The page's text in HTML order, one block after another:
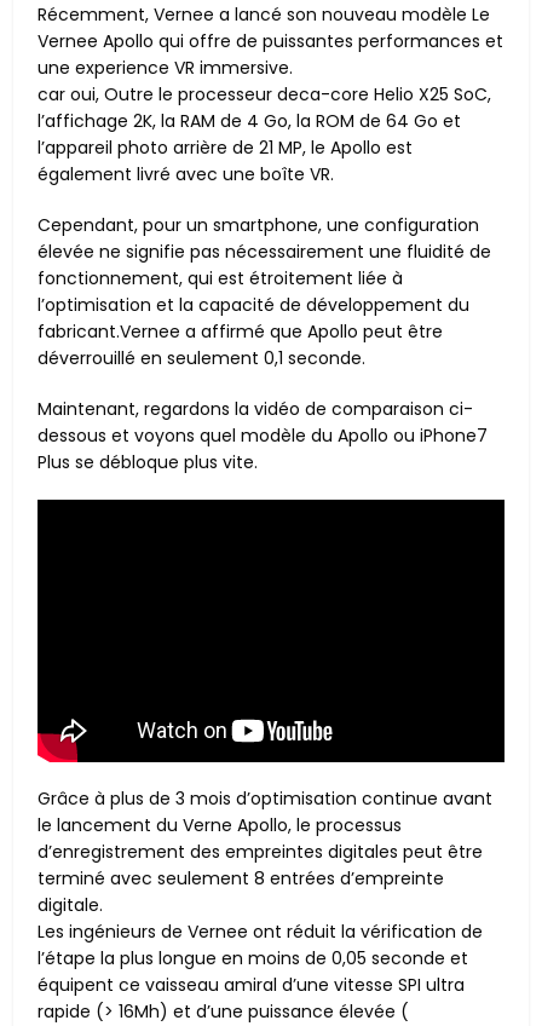
Récemment, Vernee a lancé son nouveau modèle Le
Vernee Apollo qui offre de puissantes performances et
une experience VR immersive.
car oui, Outre le processeur deca-core Helio X25 SoC,
l’affichage 2K, la RAM de 4 Go, la ROM de 64 Go et
l’appareil photo arrière de 21 MP, le Apollo est
également livré avec une boîte VR.
Cependant, pour un smartphone, une configuration
élevée ne signifie pas nécessairement une fluidité de
fonctionnement, qui est étroitement liée à
l’optimisation et la capacité de développement du
fabricant.Vernee a affirmé que Apollo peut être
déverrouillé en seulement 0,1 seconde.
Maintenant, regardons la vidéo de comparaison ci-
dessous et voyons quel modèle du Apollo ou iPhone7
Plus se débloque plus vite.
Grâce à plus de 3 mois d’optimisation continue avant
le lancement du Verne Apollo, le processus
d’enregistrement des empreintes digitales peut être
terminé avec seulement 8 entrées d’empreinte
digitale.
Les ingénieurs de Vernee ont réduit la vérification de
l’étape la plus longue en moins de 0,05 seconde et
équipent ce vaisseau amiral d’une vitesse SPI ultra
rapide (> 16Mh) et d’une puissance élevée (